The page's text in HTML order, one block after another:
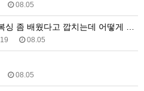
08.05
싱 좀 배웠다고 깝치는데 어떻게 …
08.05
08.05